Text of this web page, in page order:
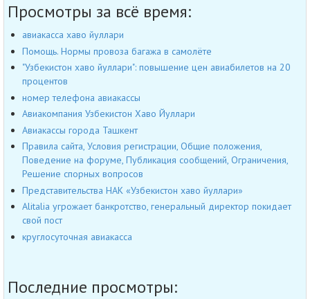
Просмотры за всё время:
авиакасса хаво йуллари
Помощь. Нормы провоза багажа в самолёте
"Узбекистон хаво йуллари": повышение цен авиабилетов на 20
процентов
номер телефона авиакассы
Авиакомпания Узбекистон Хаво Йуллари
Авиакассы города Ташкент
Правила сайта, Условия регистрации, Общие положения,
Поведение на форуме, Публикация сообщений, Ограничения,
Решение спорных вопросов
Представительства НАК «Узбекистон хаво йуллари»
Alitalia угрожает банкротство, генеральный директор покидает
свой пост
круглосуточная авиакасса
Последние просмотры: